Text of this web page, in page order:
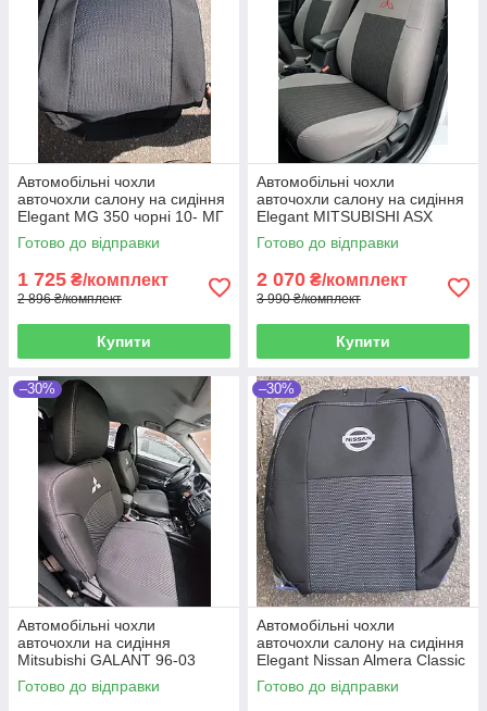
Автомобільні чохли
авточохли салону на сидіння
Elegant MG 350 чорні 10- МГ
350
Готово до відправки
1 725 ₴/комплект
2 896 ₴/комплект
Купити
Автомобільні чохли
авточохли салону на сидіння
Elegant MITSUBISHI ASX
чорні 10- Митсубиси АСХ
Готово до відправки
2 070 ₴/комплект
3 990 ₴/комплект
Купити
–30%
Автомобільні чохли
авточохли на сидіння
Mitsubishi GALANT 96-03
Favorite чорні Мітсубісі
Галант
Готово до відправки
–30%
Автомобільні чохли
авточохли салону на сидіння
Elegant Nissan Almera Classic
Maxi чорні 06-12 Ниссан
Альмера
Готово до відправки